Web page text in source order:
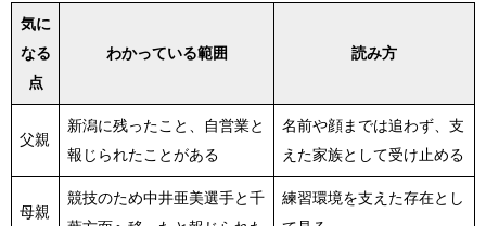
気に
なる
点
わかっている範囲 読み方
父親
新潟に残ったこと、自営業と
報じられたことがある
名前や顔までは追わず、支
えた家族として受け止める
母親
競技のため中井亜美選手と千
練習環境を支えた存在とし